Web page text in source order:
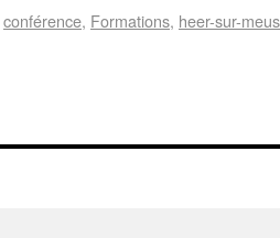
conférence, Formations, heer-sur-